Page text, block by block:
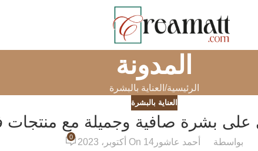
المدونة
الرئيسية العناية بالبشرة
العناية بالبشرة
بشرة صافية وجميلة مع منتجات
بواسطة أحمد عاشورOn 14 أكتوبر، 2023
0